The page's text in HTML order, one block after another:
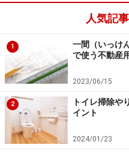
友達に説明す
粉」と言ってしまうこと
なの？」と思えば、少し
では？いかがでしょうか
ど」の部分の詳細は次項に
この「セスキ炭酸ソーダ
ルカリ性です。特徴は
冷たい水にもサッと溶けま
人気記
1
一間（いっけ
で使う不動産
2023/06/15
2
トイレ掃除や
イント
2024/01/23